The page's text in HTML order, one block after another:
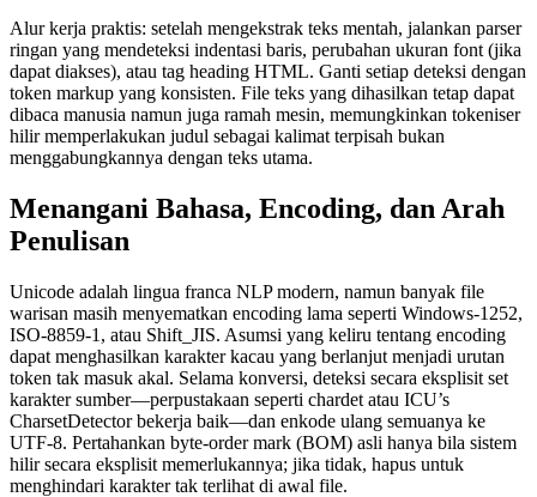
Alur kerja praktis: setelah mengekstrak teks mentah, jalankan parser
ringan yang mendeteksi indentasi baris, perubahan ukuran font (jika
dapat diakses), atau tag heading HTML. Ganti setiap deteksi dengan
token markup yang konsisten. File teks yang dihasilkan tetap dapat
dibaca manusia namun juga ramah mesin, memungkinkan tokeniser
hilir memperlakukan judul sebagai kalimat terpisah bukan
menggabungkannya dengan teks utama.
Menangani Bahasa, Encoding, dan Arah
Penulisan
Unicode adalah lingua franca NLP modern, namun banyak file
warisan masih menyematkan encoding lama seperti Windows‑1252,
ISO‑8859‑1, atau Shift_JIS. Asumsi yang keliru tentang encoding
dapat menghasilkan karakter kacau yang berlanjut menjadi urutan
token tak masuk akal. Selama konversi, deteksi secara eksplisit set
karakter sumber—perpustakaan seperti chardet atau ICU’s
CharsetDetector bekerja baik—dan enkode ulang semuanya ke
UTF‑8. Pertahankan byte‑order mark (BOM) asli hanya bila sistem
hilir secara eksplisit memerlukannya; jika tidak, hapus untuk
menghindari karakter tak terlihat di awal file.